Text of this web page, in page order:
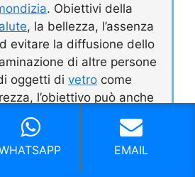
. Obiettivi della
, la bellezza, l’assenza
evitare la diffusione dello
di altre persone
oggetti di vetro come
l’obiettivo può anche
. In questo caso
. Un modo
può essere il lavaggio,
e qualche tipo
EMAIL